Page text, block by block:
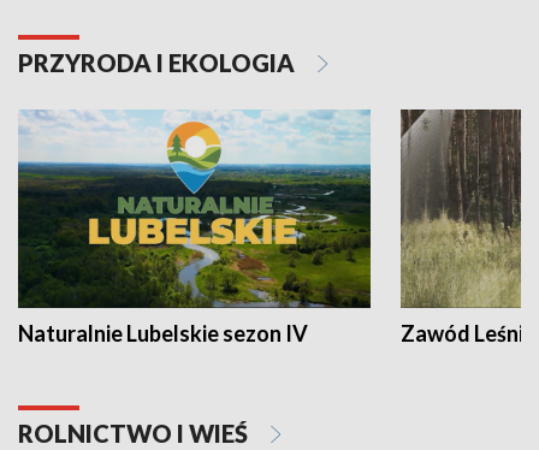
PRZYRODA I EKOLOGIA
Naturalnie Lubelskie sezon IV Zawód Leśnik
ROLNICTWO I WIEŚ